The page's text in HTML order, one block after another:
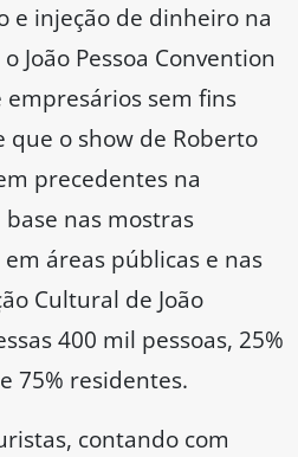
e injeção de dinheiro na
João Pessoa Convention
sem fins
que o show de Roberto
precedentes na
nas mostras
áreas públicas e nas
Cultural de João
400 mil pessoas, 25%
75% residentes.
contando com